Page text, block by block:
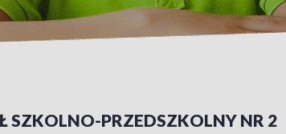
SZKOLNO-PRZEDSZKOLNY NR 2